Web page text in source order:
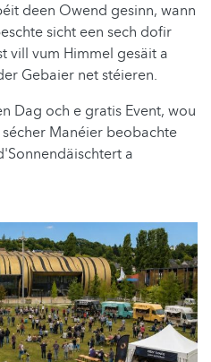
deen Owend gesinn, wann
sicht een sech dofir
vill vum Himmel gesäit a
Gebaier net stéieren.
Dag och e gratis Event, wou
Manéier beobachte
a